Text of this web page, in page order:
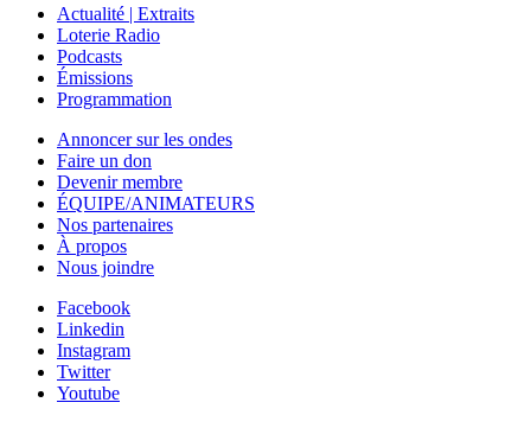
Actualité | Extraits
Loterie Radio
Podcasts
Émissions
Programmation
Annoncer sur les ondes
Faire un don
Devenir membre
ÉQUIPE/ANIMATEURS
Nos partenaires
À propos
Nous joindre
Facebook
Linkedin
Instagram
Twitter
Youtube